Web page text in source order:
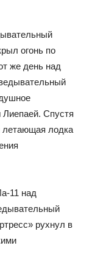
огонь по
же день над
Спустя
летающая лодка
11 над
рухнул в